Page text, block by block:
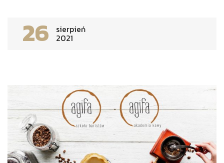
26 sierpień
2021